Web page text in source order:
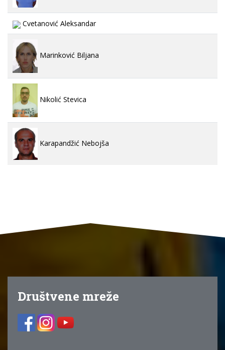
Cvetanović Aleksandar
Marinković Biljana
Nikolić Stevica
Karapandžić Nebojša
Društvene mreže